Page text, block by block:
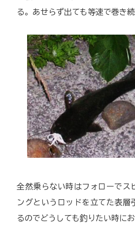
る。あせらず出ても等速で巻き続
全然乗らない時はフォローでス
ングというロッドを立てた表層
るのでどうしても釣りたい時にお